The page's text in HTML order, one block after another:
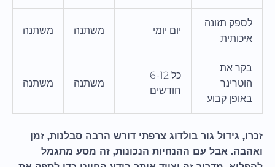
לספק תזונה
איכותית
יום יומי משתנה משתנה
בקר את
הוטרינר
באופן קבוע
כל 6-12
חודשים
משתנה משתנה
זכרו, גידול גור בולדוג צרפתי דורש הרבה סבלנות, זמן
ואהבה. אבל עם ההנחיות הנכונות, זה מסע מתגמל